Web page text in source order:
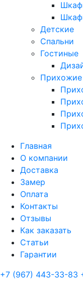
Детские
Спальни
Гостиные
Прихожие
Главная
О компании
Доставка
Замер
Оплата
Контакты
Отзывы
Как заказать
Статьи
Гарантии
+7 (967) 443-33-83